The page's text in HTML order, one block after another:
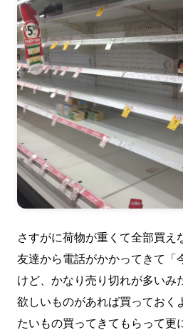
さすがに荷物が重くて全部買え
友達から電話がかかってきて「
けど、かなり売り切れが多いみ
欲しいものがあれば買っておく
たいもの買ってきてもらって更